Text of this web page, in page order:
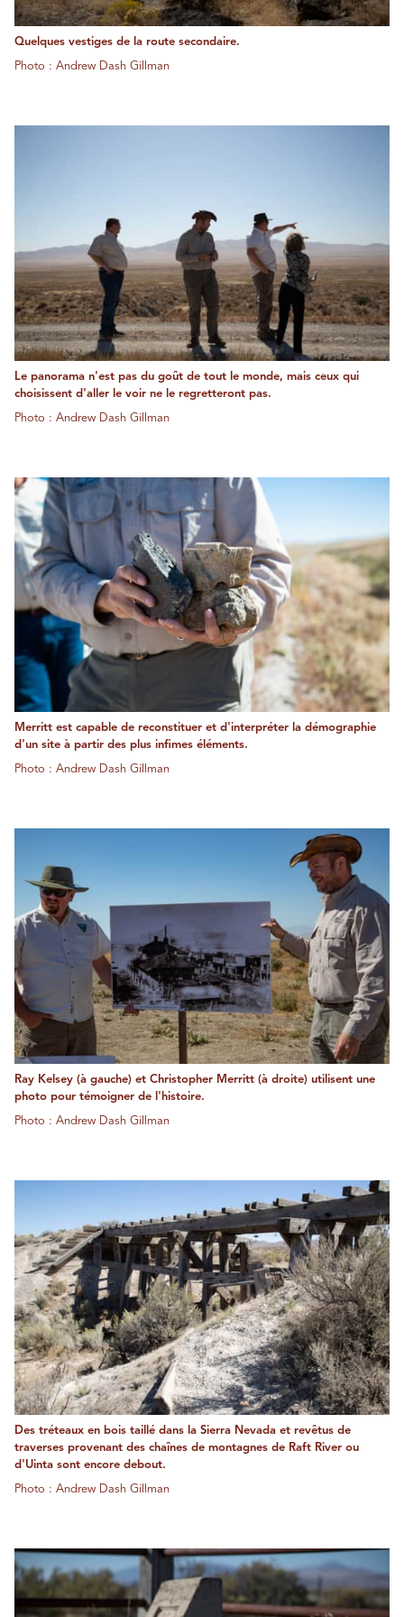
Quelques vestiges de la route secondaire.
Photo : Andrew Dash Gillman
Le panorama n'est pas du goût de tout le monde, mais ceux qui
choisissent d'aller le voir ne le regretteront pas.
Photo : Andrew Dash Gillman
Merritt est capable de reconstituer et d'interpréter la démographie
d'un site à partir des plus infimes éléments.
Photo : Andrew Dash Gillman
Ray Kelsey (à gauche) et Christopher Merritt (à droite) utilisent une
photo pour témoigner de l'histoire.
Photo : Andrew Dash Gillman
Des tréteaux en bois taillé dans la Sierra Nevada et revêtus de
traverses provenant des chaînes de montagnes de Raft River ou
d'Uinta sont encore debout.
Photo : Andrew Dash Gillman